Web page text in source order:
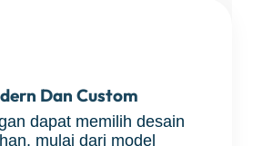
Dan Custom
dapat memilih desain
mulai dari model